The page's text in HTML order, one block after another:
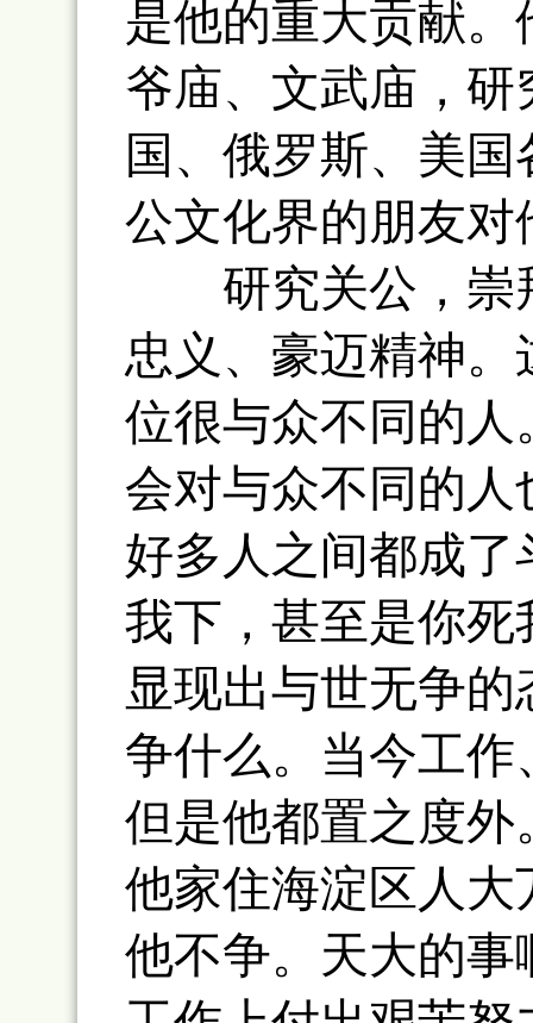
是他的重大贡献
爷庙、文武庙，
国、俄罗斯、美
公文化界的朋友对
研究关公，崇
忠义、豪迈精神
位很与众不同的
会对与众不同的人
好多人之间都成
我下，甚至是你
显现出与世无争
争什么。当今工
但是他都置之度
他家住海淀区人
他不争。天大的